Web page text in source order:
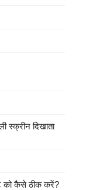
स्क्रीन दिखाता
को कैसे ठीक करें?